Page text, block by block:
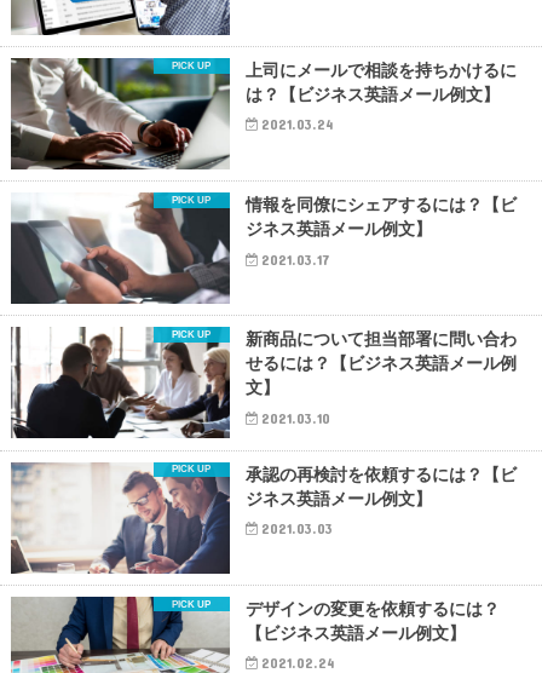
上司にメールで相談を持ちかけるに
は？【ビジネス英語メール例文】
2021.03.24
情報を同僚にシェアするには？【ビ
ジネス英語メール例文】
2021.03.17
新商品について担当部署に問い合わ
せるには？【ビジネス英語メール例
文】
2021.03.10
承認の再検討を依頼するには？【ビ
ジネス英語メール例文】
2021.03.03
デザインの変更を依頼するには？
【ビジネス英語メール例文】
2021.02.24